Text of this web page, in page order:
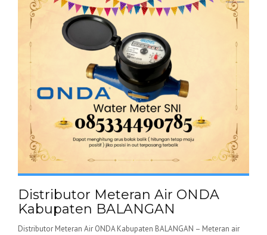
Distributor Meteran Air ONDA
Kabupaten BALANGAN
Distributor Meteran Air ONDA Kabupaten BALANGAN – Meteran air